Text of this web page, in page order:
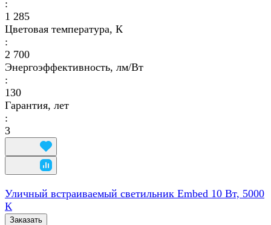
:
1 285
Цветовая температура, К
:
2 700
Энергоэффективность, лм/Вт
:
130
Гарантия, лет
:
3
Уличный встраиваемый светильник Embed 10 Вт, 5000
К
Заказать